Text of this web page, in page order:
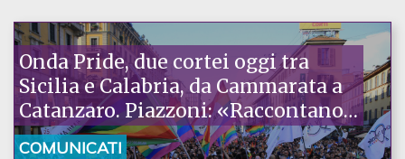
Onda Pride, due cortei oggi tra
Sicilia e Calabria, da Cammarata a
Catanzaro. Piazzoni: «Raccontano
la nostra ostinazione»
COMUNICATI